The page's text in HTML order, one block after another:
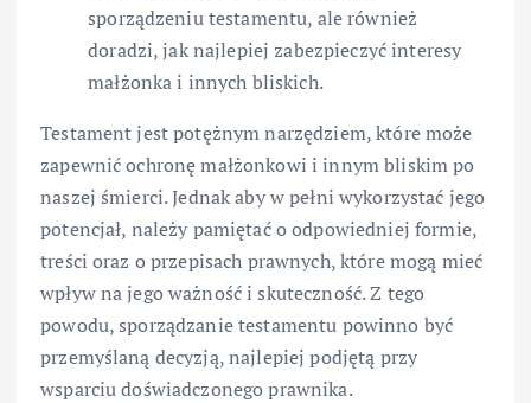
sporządzeniu testamentu, ale również
doradzi, jak najlepiej zabezpieczyć interesy
małżonka i innych bliskich.
Testament jest potężnym narzędziem, które może
zapewnić ochronę małżonkowi i innym bliskim po
naszej śmierci. Jednak aby w pełni wykorzystać jego
potencjał, należy pamiętać o odpowiedniej formie,
treści oraz o przepisach prawnych, które mogą mieć
wpływ na jego ważność i skuteczność. Z tego
powodu, sporządzanie testamentu powinno być
przemyślaną decyzją, najlepiej podjętą przy
wsparciu doświadczonego prawnika.